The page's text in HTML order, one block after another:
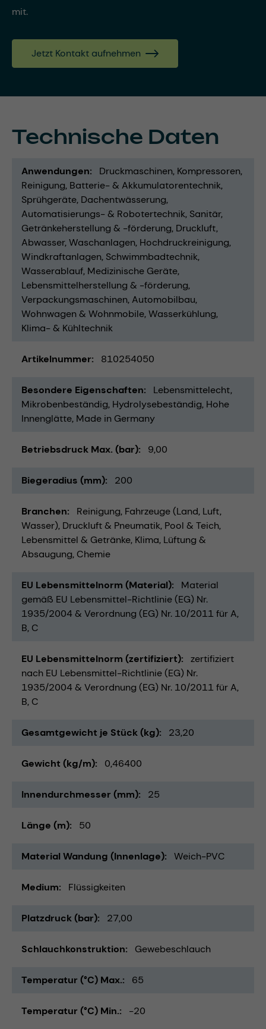
mit.
Jetzt Kontakt aufnehmen
Technische Daten
Anwendungen Druckmaschinen Kompressoren
Reinigung Batterie- & Akkumulatorentechnik
Sprühgeräte Dachentwässerung
Automatisierungs- & Robotertechnik Sanitär
Getränkeherstellung & -förderung Druckluft
Abwasser Waschanlagen Hochdruckreinigung
Windkraftanlagen Schwimmbadtechnik
Wasserablauf Medizinische Geräte
Lebensmittelherstellung & -förderung
Verpackungsmaschinen Automobilbau
Wohnwagen & Wohnmobile Wasserkühlung
Klima- & Kühltechnik
Artikelnummer 810254050
Besondere Eigenschaften
Lebensmittelecht
Mikrobenbeständig Hydrolysebeständig Hohe
Innenglätte Made in Germany
Betriebsdruck Max. (bar) 9,00
Biegeradius (mm) 200
Branchen Reinigung Fahrzeuge (Land, Luft,
Wasser) Druckluft & Pneumatik Pool & Teich
Lebensmittel & Getränke Klima, Lüftung &
Absaugung Chemie
EU Lebensmittelnorm (Material)
Material
gemäß EU Lebensmittel-Richtlinie (EG) Nr.
1935/2004 & Verordnung (EG) Nr. 10/2011 für A,
B, C
EU Lebensmittelnorm (zertifiziert)
zertifiziert
nach EU Lebensmittel-Richtlinie (EG) Nr.
1935/2004 & Verordnung (EG) Nr. 10/2011 für A,
B, C
Gesamtgewicht je Stück (kg) 23,20
Gewicht (kg/m) 0,46400
Innendurchmesser (mm) 25
Länge (m) 50
Material Wandung (Innenlage) Weich-PVC
Medium Flüssigkeiten
Platzdruck (bar) 27,00
Schlauchkonstruktion Gewebeschlauch
Temperatur (°C) Max. 65
Temperatur (°C) Min. -20